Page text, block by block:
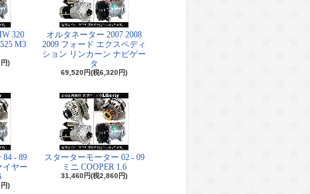
320
M3
)
オルタネーター 2007 2008
2009 フォード エクスペディ
ション リンカーン ナビゲー
タ
69,520円(税6,320円)
- 89
イヤー
)
スターターモーター 02 - 09
ミニ COOPER 1.6
31,460円(税2,860円)